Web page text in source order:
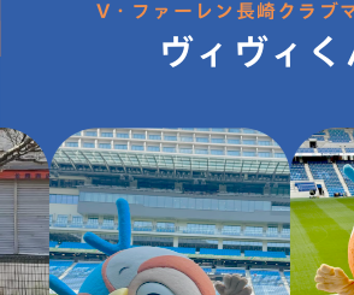
V・ファーレン長崎クラブ
ヴィヴィく